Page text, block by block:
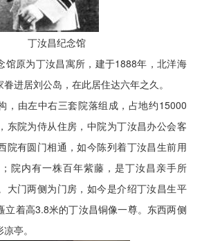
丁汝昌纪念馆
馆原为丁汝昌寓所，建于1888年，北洋海
进居刘公岛，在此居住达六年之久。
，由左中右三套院落组成，占地约15000
东院为侍从住房，中院为丁汝昌办公会客
院有圆门相通，如今陈列着丁汝昌生前用
院内有一株百年紫藤，是丁汝昌亲手所
大门两侧为门房，如今是介绍丁汝昌生平
立着高3.8米的丁汝昌铜像一尊。东西两侧
亭。